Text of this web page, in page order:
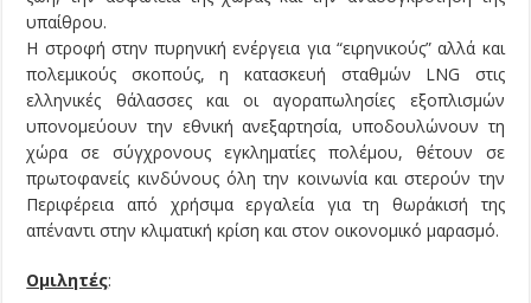
υπαίθρου.
Η στροφή στην πυρηνική ενέργεια για “ειρηνικούς” αλλά και
πολεμικούς σκοπούς, η κατασκευή σταθμών LNG στις
ελληνικές θάλασσες και οι αγοραπωλησίες εξοπλισμών
υπονομεύουν την εθνική ανεξαρτησία, υποδουλώνουν τη
χώρα σε σύγχρονους εγκληματίες πολέμου, θέτουν σε
πρωτοφανείς κινδύνους όλη την κοινωνία και στερούν την
Περιφέρεια από χρήσιμα εργαλεία για τη θωράκισή της
απέναντι στην κλιματική κρίση και στον οικονομικό μαρασμό.
Ομιλητές: